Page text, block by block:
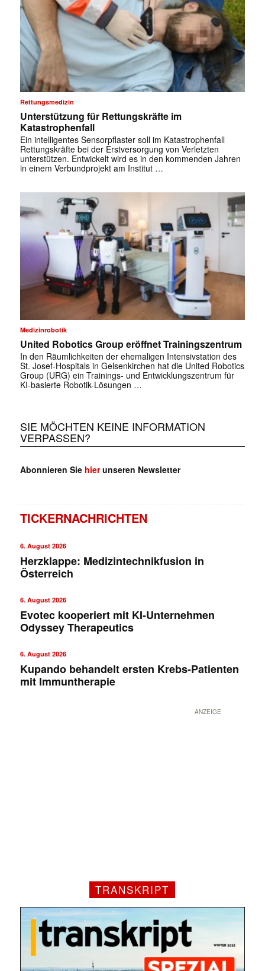
Rettungsmedizin
Unterstützung für Rettungskräfte im
Katastrophenfall
Ein intelligentes Sensorpflaster soll im Katastrophenfall
Rettungskräfte bei der Erstversorgung von Verletzten
unterstützen. Entwickelt wird es in den kommenden Jahren
in einem Verbundprojekt am Institut …
Medizinrobotik
United Robotics Group eröffnet Trainingszentrum
In den Räumlichkeiten der ehemaligen Intensivstation des
St. Josef-Hospitals in Gelsenkirchen hat die United Robotics
Group (URG) ein Trainings- und Entwicklungszentrum für
KI-basierte Robotik-Lösungen …
SIE MÖCHTEN KEINE INFORMATION
VERPASSEN?
Abonnieren Sie hierunseren Newsletter
TICKERNACHRICHTEN
6. August 2026
Herzklappe: Medizintechnikfusion in
Österreich
6. August 2026
Evotec kooperiert mit KI-Unternehmen
Odyssey Therapeutics
6. August 2026
Kupando behandelt ersten Krebs-Patienten
mit Immuntherapie
ANZEIGE
TRANSKRIPT